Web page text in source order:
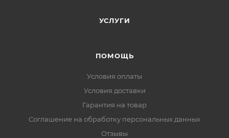
УСЛУГИ
ПОМОЩЬ
Условия оплаты
Условия доставки
Гарантия на товар
Соглашение на обработку персональных данных
Отзывы